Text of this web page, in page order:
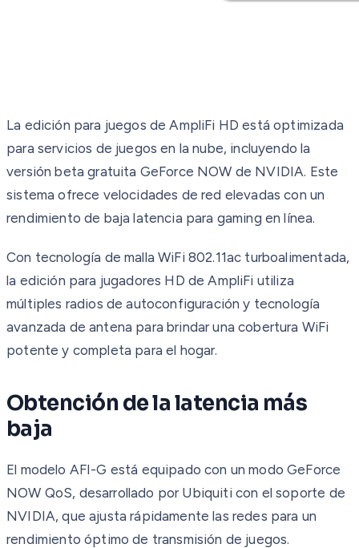
La edición para juegos de AmpliFi HD está optimizada
para servicios de juegos en la nube, incluyendo la
versión beta gratuita GeForce NOW de NVIDIA. Este
sistema ofrece velocidades de red elevadas con un
rendimiento de baja latencia para gaming en línea.
Con tecnología de malla WiFi 802.11ac turboalimentada,
la edición para jugadores HD de AmpliFi utiliza
múltiples radios de autoconfiguración y tecnología
avanzada de antena para brindar una cobertura WiFi
potente y completa para el hogar.
Obtención de la latencia más
baja
El modelo AFI-G está equipado con un modo GeForce
NOW QoS, desarrollado por Ubiquiti con el soporte de
NVIDIA, que ajusta rápidamente las redes para un
rendimiento óptimo de transmisión de juegos.